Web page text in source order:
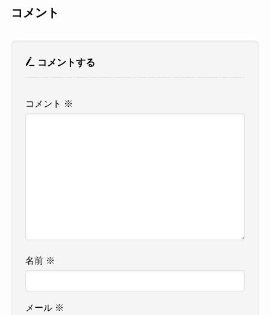
コメント
コメントする
コメント ※
名前 ※
メール ※